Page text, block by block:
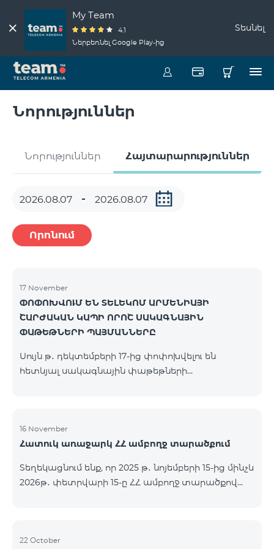
My Team
4.1
Ներբեռնել Google Play-ից
Տեսնել
Նորություններ
Նորություններ Հայտարարություններ
Որոնում
17 November
ՓՈՓՈԽՎՈՒՄ ԵՆ ՏԵԼԵԿՈՄ ԱՐՄԵՆԻԱՅԻ
ՇԱՐԺԱԿԱՆ ԿԱՊԻ ՈՐՈՇ ՍԱԿԱԳՆԱՅԻՆ
ՓԱԹԵԹՆԵՐԻ ՊԱՅՄԱՆՆԵՐԸ
Սույն թ․ դեկտեմբերի 17-ից փոփոխվելու են
հետևյալ սակագնային փաթեթների
նախկին 2000 դրամի փոխարեն։ Բաժանորդները
կստանան 600 րոպե դեպի ՀՀ բոլոր ցանցեր, ԱՄՆ,
փոխարեն և 14 ԳԲ ինտերնետ` նախկին 7 ԳԲ-ի
փոխարեն։ Կանխավճարային «Be Free 3000»
16 November
Հատուկ առաջարկ ՀՀ ամբողջ տարածքում
Տեղեկացնում ենք, որ 2025 թ․ նոյեմբերի 15-ից մինչև
2026թ․ փետրվարի 15-ը ՀՀ ամբողջ տարածքով
9900 մարզային և ԿՈՄԲՈ 4 9900 փաթեթները`
22 October